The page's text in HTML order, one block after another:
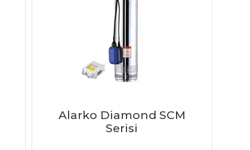
Alarko Diamond SCM
Serisi